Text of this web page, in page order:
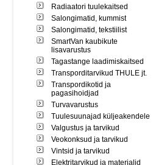
Radiaatori tuulekaitsed
Salongimatid, kummist
Salongimatid, tekstiilist
SmartVan kaubikute
lisavarustus
Tagastange laadimiskaitsed
Transporditarvikud THULE jt.
Transpordikotid ja
pagasihoidjad
Turvavarustus
Tuulesuunajad küljeakendele
Valgustus ja tarvikud
Veokonksud ja tarvikud
Vintsid ja tarvikud
Elektritarvikud ja materjalid